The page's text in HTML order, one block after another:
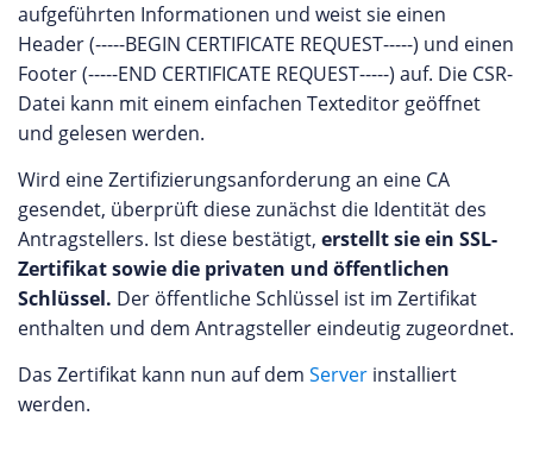
aufgeführten Informationen und weist sie einen
Header (-----BEGIN CERTIFICATE REQUEST-----) und einen
Footer (-----END CERTIFICATE REQUEST-----) auf. Die CSR-
Datei kann mit einem einfachen Texteditor geöffnet
und gelesen werden.
Wird eine Zertifizierungsanforderung an eine CA
gesendet, überprüft diese zunächst die Identität des
Antragstellers. Ist diese bestätigt, erstellt sie ein SSL-
Zertifikat sowie die privaten und öffentlichen
Schlüssel. Der öffentliche Schlüssel ist im Zertifikat
enthalten und dem Antragsteller eindeutig zugeordnet.
Das Zertifikat kann nun auf dem Server installiert
werden.